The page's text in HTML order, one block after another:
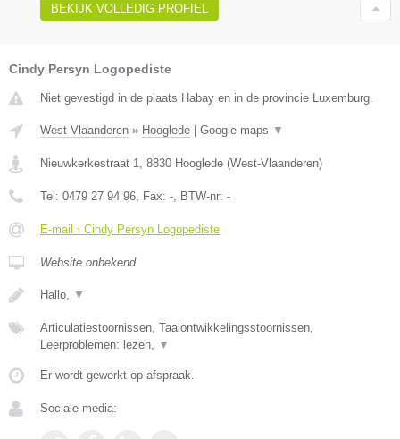
BEKIJK VOLLEDIG PROFIEL
Cindy Persyn Logopediste
Niet gevestigd in de plaats Habay en in de provincie Luxemburg.
West-Vlaanderen » Hooglede Google maps ▼
Nieuwkerkestraat 1 8830 Hooglede (West-Vlaanderen)
Tel: 0479 27 94 96 , Fax: - , BTW-nr: -
E-mail › Cindy Persyn Logopediste
Website onbekend
Hallo, ▼
Articulatiestoornissen, Taalontwikkelingsstoornissen,
Leerproblemen: lezen,
▼
Er wordt gewerkt op afspraak.
Sociale media: